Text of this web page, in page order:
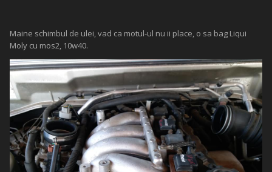
Maine schimbul de ulei, vad ca motul-ul nu ii place, o sa bag Liqui
Moly cu mos2, 10w40.